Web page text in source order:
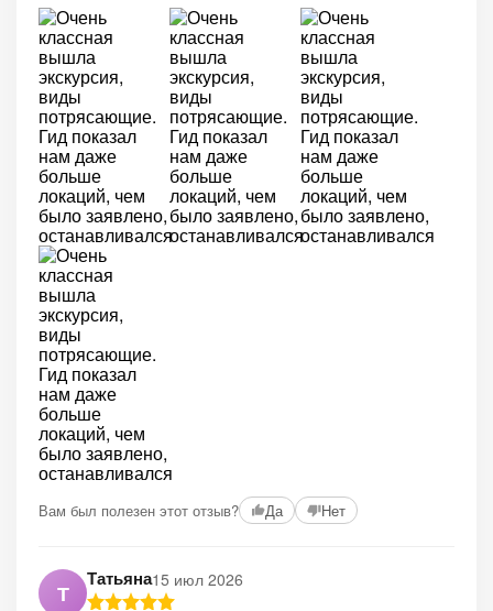
Вам был полезен этот отзыв? Да Нет
Т
Татьяна15 июл 2026